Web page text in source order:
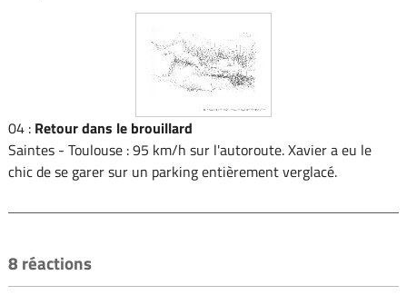
04 : Retour dans le brouillard
Saintes - Toulouse : 95 km/h sur l'autoroute. Xavier a eu le
chic de se garer sur un parking entièrement verglacé.
8 réactions